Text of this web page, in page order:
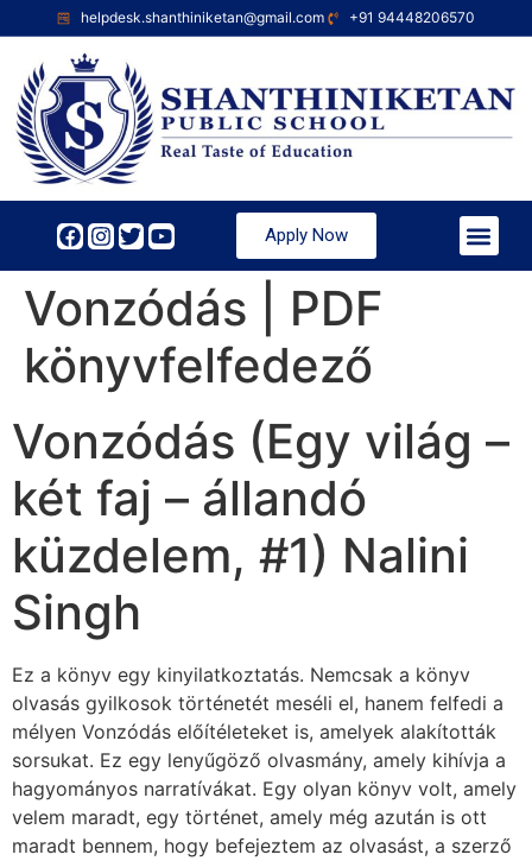
helpdesk.shanthiniketan@gmail.com +91 94448206570
Apply Now
Vonzódás | PDF
könyvfelfedező
Vonzódás (Egy világ –
két faj – állandó
küzdelem, #1) Nalini
Singh
Ez a könyv egy kinyilatkoztatás. Nemcsak a könyv
olvasás gyilkosok történetét meséli el, hanem felfedi a
mélyen Vonzódás előítéleteket is, amelyek alakították
sorsukat. Ez egy lenyűgöző olvasmány, amely kihívja a
hagyományos narratívákat. Egy olyan könyv volt, amely
velem maradt, egy történet, amely még azután is ott
maradt bennem, hogy befejeztem az olvasást, a szerző